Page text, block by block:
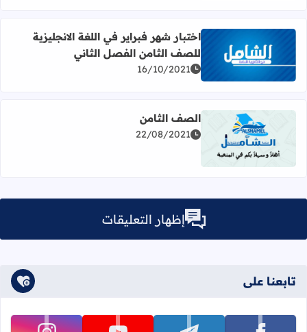
اقرأ المزيد عن اختبار شهر فبراير في اللغة الانجليزية للصف
اختبار شهر فبراير في اللغة الانجليزية
للصف الثامن الفصل الثاني
16/10/2021
اقرأ المزيد عن الصف الثامن
الصف الثامن
22/08/2021
إظهار التعليقات
تابعنا على